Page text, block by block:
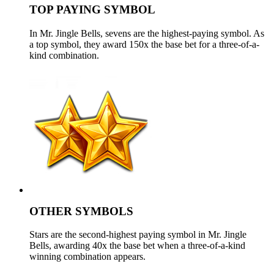
TOP PAYING SYMBOL
In Mr. Jingle Bells, sevens are the highest-paying symbol. As
a top symbol, they award 150x the base bet for a three-of-a-
kind combination.
OTHER SYMBOLS
Stars are the second-highest paying symbol in Mr. Jingle
Bells, awarding 40x the base bet when a three-of-a-kind
winning combination appears.